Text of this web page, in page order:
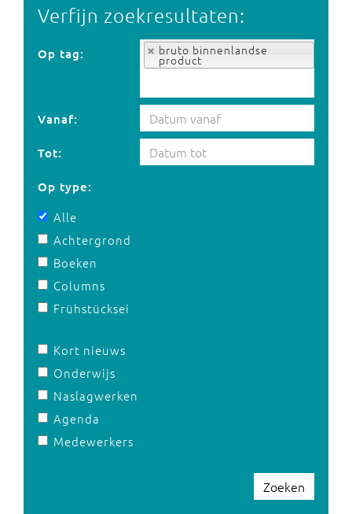
Verfijn zoekresultaten:
Op tag: bruto binnenlandse
product
Op tag:
Vanaf:
Tot:
Op type:
Alle
Achtergrond
Boeken
Columns
Frühstücksei
Kort nieuws
Onderwijs
Naslagwerken
Agenda
Medewerkers
Zoeken